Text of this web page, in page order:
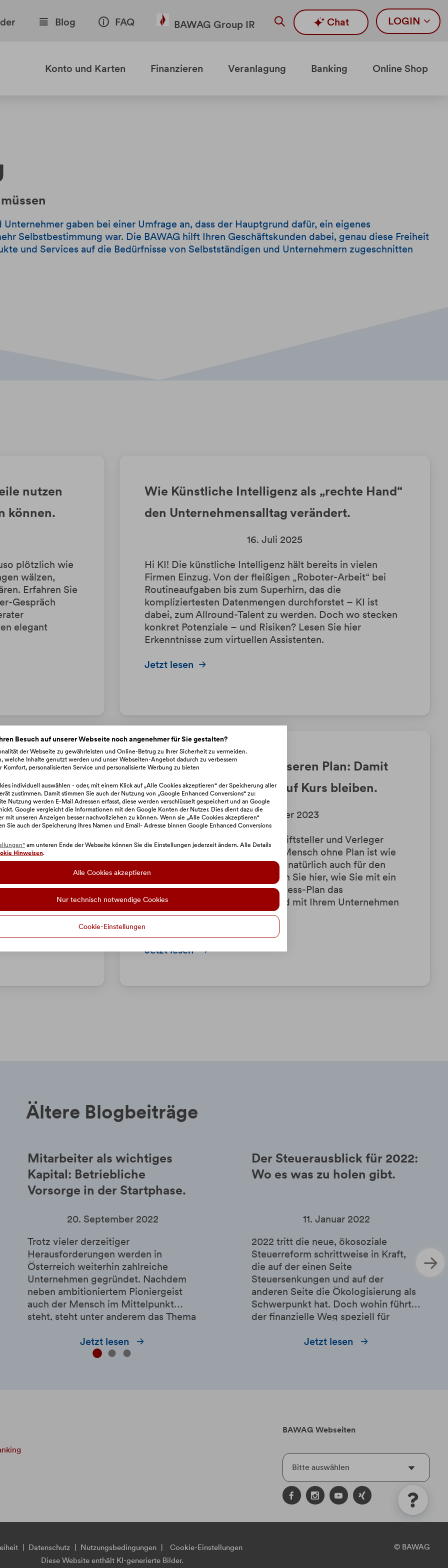
Blog FAQ BAWAG Group IR Chat LOGIN
Konto und Karten Finanzieren Veranlagung Banking Online Shop
gaben bei einer Umfrage an, dass der Hauptgrund dafür, ein eigenes
Selbstbestimmung war. Die BAWAG hilft Ihren Geschäftskunden dabei, genau diese Freiheit
und Services auf die Bedürfnisse von Selbstständigen und Unternehmern zugeschnitten
nutzen
können.
plötzlich wie
wälzen,
Erfahren Sie
Gespräch
elegant
Wie Künstliche Intelligenz als „rechte Hand“
den Unternehmensalltag verändert.
16. Juli 2025
Hi KI! Die künstliche Intelligenz hält bereits in vielen
Firmen Einzug. Von der fleißigen „Roboter-Arbeit“ bei
Routineaufgaben bis zum Superhirn, das die
kompliziertesten Datenmengen durchforstet – KI ist
dabei, zum Allround-Talent zu werden. Doch wo stecken
konkret Potenziale – und Risiken? Lesen Sie hier
Erkenntnisse zum virtuellen Assistenten.
Jetzt lesen
-
in den
einer
Sprungbrett
die
Tipps, wie Sie
können.
Gute Tipps für einen besseren Plan: Damit
Sie mit Ihrem Business auf Kurs bleiben.
20. Dezember 2023
Emil Oesch, der schweizer Schriftsteller und Verleger
brachte es auf den Punkt: "Ein Mensch ohne Plan ist wie
ein Schiff ohne Steuer". Das gilt natürlich auch für den
großen "Businessteich". Erfahren Sie hier, wie Sie mit ein
paar guten Tipps zu Ihrem Business-Plan das
Erfolgssteuer im Griff haben und mit Ihrem Unternehmen
auf Kurs
kommen.
Jetzt lesen
Ältere Blogbeiträge
Mitarbeiter als wichtiges
Kapital: Betriebliche
Vorsorge in der Startphase.
20. September 2022
Trotz vieler derzeitiger
Herausforderungen werden in
Österreich weiterhin zahlreiche
Unternehmen gegründet. Nachdem
neben ambitioniertem Pioniergeist
auch der Mensch im Mittelpunkt
steht, steht unter anderem das Thema
ganz oben auf der Neustarter-To-Do-
Liste. Und mit der Allianz
Jetzt lesen
Der Steuerausblick für 2022:
Wo es was zu holen gibt.
11. Januar 2022
2022 tritt die neue, ökosoziale
Steuerreform schrittweise in Kraft,
die auf der einen Seite
Steuersenkungen und auf der
anderen Seite die Ökologisierung als
Schwerpunkt hat. Doch wohin führt
der finanzielle Weg speziell für
Wir verraten Ihnen hier, welche
Jetzt lesen
BAWAG Webseiten
Bitte auswählen
Datenschutz Nutzungsbedingungen Cookie-Einstellungen
© BAWAG
Diese Website enthält KI-generierte Bilder.
Besuch auf unserer Webseite noch angenehmer für Sie gestalten?
der Webseite zu gewährleisten und Online-Betrug zu Ihrer Sicherheit zu vermeiden.
welche Inhalte genutzt werden und unser Webseiten-Angebot dadurch zu verbessern
Komfort, personalisierten Service und personalisierte Werbung zu bieten
individuell auswählen - oder, mit einem Klick auf „Alle Cookies akzeptieren“ der Speicherung aller
zustimmen. Damit stimmen Sie auch der Nutzung von „Google Enhanced Conversions“ zu:
Nutzung werden E-Mail Adressen erfasst, diese werden verschlüsselt gespeichert und an Google
Google vergleicht die Informationen mit den Google Konten der Nutzer. Dies dient dazu die
mit unseren Anzeigen besser nachvollziehen zu können. Wenn sie „Alle Cookies akzeptieren“
Sie auch der Speicherung Ihres Namen und Email- Adresse binnen Google Enhanced Conversions
am unteren Ende der Webseite können Sie die Einstellungen jederzeit ändern. Alle Details
Hinweisen.
Alle Cookies akzeptieren
Nur technisch notwendige Cookies
Cookie-Einstellungen